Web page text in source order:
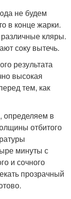
не будем
в конце жарки.
кляры.
соку вытечь.
результата
высокая
тем, как
определяем в
отбитого
минуты с
и сочного
прозрачный